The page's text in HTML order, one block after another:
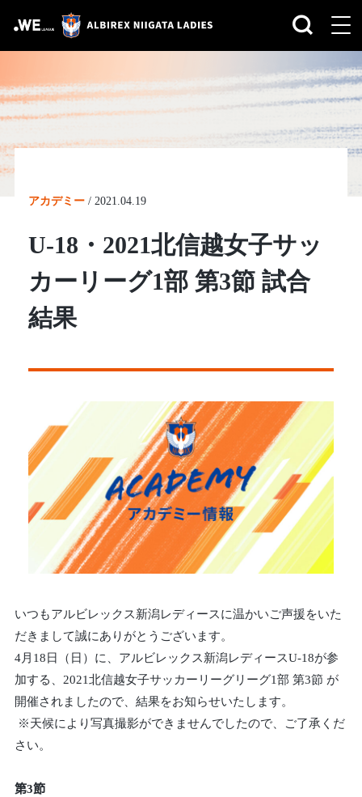
アカデミー / 2021.04.19
U-18・2021北信越女子サッ
カーリーグ1部 第3節 試合
結果
いつもアルビレックス新潟レディースに温かいご声援をいた
だきまして誠にありがとうございます。
4月18日（日）に、アルビレックス新潟レディースU-18が参
加する、2021北信越女子サッカーリーグリーグ1部 第3節 が
開催されましたので、結果をお知らせいたします。
※天候により写真撮影ができませんでしたので、ご了承くだ
さい。
第3節